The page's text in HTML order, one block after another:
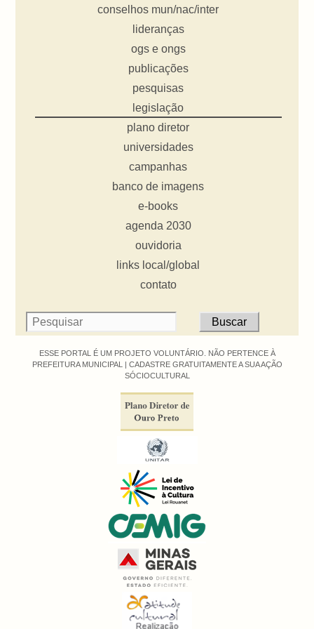
conselhos mun/nac/inter
lideranças
ogs e ongs
publicações
pesquisas
legislação
plano diretor
universidades
campanhas
banco de imagens
e-books
agenda 2030
ouvidoria
links local/global
contato
ESSE PORTAL É UM PROJETO VOLUNTÁRIO. NÃO PERTENCE À
PREFEITURA MUNICIPAL | CADASTRE GRATUITAMENTE A SUA AÇÃO
SÓCIOCULTURAL